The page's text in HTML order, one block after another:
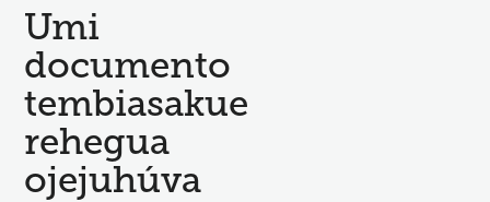
Umi
documento
tembiasakue
rehegua
ojejuhúva